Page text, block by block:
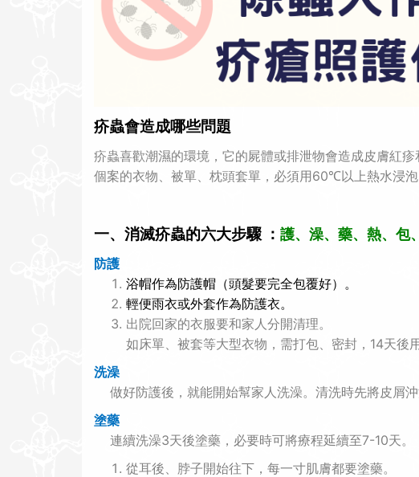
疥蟲會造成哪些問題
疥蟲喜歡潮濕的環境，它的屍體或排泄物會造成皮膚紅
個案的衣物、被單、枕頭套單，必須用60℃以上熱水浸泡
一、消滅疥蟲的六大步驟 ： 護、澡、藥、熱、包
防護
浴帽作為防護帽（頭髮要完全包覆好）。
輕便雨衣或外套作為防護衣。
出院回家的衣服要和家人分開清理。
如床單、被套等大型衣物，需打包、密封， 14天後
洗澡
做好防護後，就能開始幫家人洗澡。清洗時先將皮屑
塗藥
連續洗澡3天後塗藥，必要時可將療程延續至7-10天。
從耳後、脖子開始往下，每一寸肌膚都要塗藥。